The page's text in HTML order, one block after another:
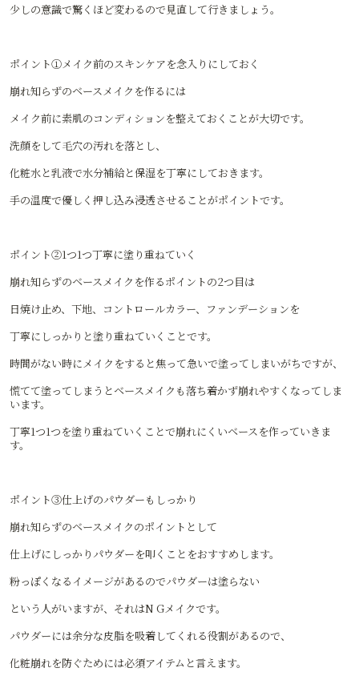
少しの意識で驚くほど変わるので見直して行きましょう。
ポイント①メイク前のスキンケアを念入りにしておく
崩れ知らずのベースメイクを作るには
メイク前に素肌のコンディションを整えておくことが大切です。
洗顔をして毛穴の汚れを落とし、
化粧水と乳液で水分補給と保湿を丁寧にしておきます。
手の温度で優しく押し込み浸透させることがポイントです。
ポイント②1つ1つ丁寧に塗り重ねていく
崩れ知らずのベースメイクを作るポイントの2つ目は
日焼け止め、下地、コントロールカラー、ファンデーションを
丁寧にしっかりと塗り重ねていくことです。
時間がない時にメイクをすると焦って急いで塗ってしまいがちですが、
慌てて塗ってしまうとベースメイクも落ち着かず崩れやすくなってしま
います。
丁寧1つ1つを塗り重ねていくことで崩れにくいベースを作っていきま
す。
ポイント③仕上げのパウダーもしっかり
崩れ知らずのベースメイクのポイントとして
仕上げにしっかりパウダーを叩くことをおすすめします。
粉っぽくなるイメージがあるのでパウダーは塗らない
という人がいますが、それはN Gメイクです。
パウダーには余分な皮脂を吸着してくれる役割があるので、
化粧崩れを防ぐためには必須アイテムと言えます。